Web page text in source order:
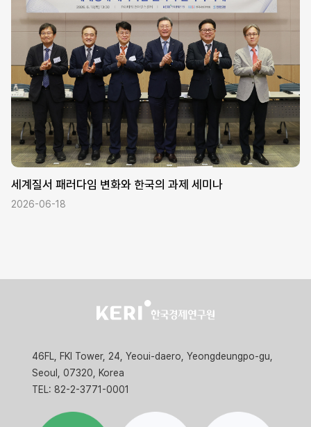
세계질서 패러다임 변화와 한국의 과제 세미나
2026-06-18
46FL, FKI Tower, 24, Yeoui-daero, Yeongdeungpo-gu,
Seoul, 07320, Korea
TEL: 82-2-3771-0001